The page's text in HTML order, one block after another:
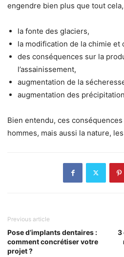
engendre bien plus que tout
la fonte des glaciers,
la modification de la chimie et
des conséquences sur la
l’assainissement,
augmentation de la
augmentation des
Bien entendu, ces
hommes, mais aussi la nature,
Previous article
Pose d’implants dentaires :
comment concrétiser votre
projet ?
3